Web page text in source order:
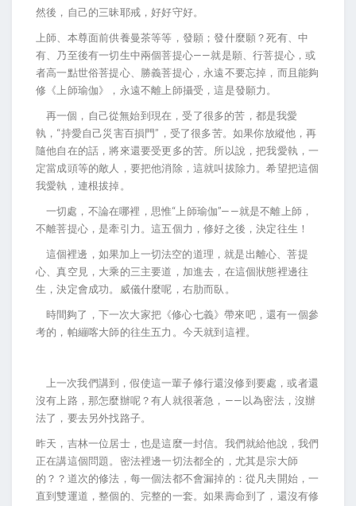
然後，自己的三昧耶戒，好好守好。
上師、本尊面前供養曼茶等等，發願；發什麼願？死有、中
有、乃至後有一切生中兩個菩提心——就是願、行菩提心，或
者高一點世俗菩提心、勝義菩提心，永遠不要忘掉，而且能夠
修《上師瑜伽》，永遠不離上師攝受，這是發願力。
再一個，自己從無始到現在，受了很多的苦，都是我愛
執，“持愛自己災害百損門”，受了很多苦。如果你放縱他，再
隨他自在的話，將來還要受更多的苦。所以說，把我愛執，一
定當成頭等的敵人，要把他消除，這就叫拔除力。希望把這個
我愛執，連根拔掉。
一切處，不論在哪裡，思惟“上師瑜伽”——就是不離上師，
不離菩提心，是牽引力。這五個力，修好之後，決定往生！
這個裡邊，如果加上一切法空的道理，就是出離心、菩提
心、真空見，大乘的三主要道，加進去，在這個狀態裡邊往
生，決定會成功。威儀什麼呢，右肋而臥。
時間夠了，下一次大家把《修心七義》帶來吧，還有一個參
考的，帕繃喀大師的往生五力。今天就到這裡。
上一次我們講到，假使這一輩子修行還沒修到要處，或者還
沒有上路，那怎麼辦呢？有人就很著急，——以為密法，沒辦
法了，要去另外找路子。
昨天，吉林一位居士，也是這麼一封信。我們就給他說，我們
正在講這個問題。密法裡邊一切法都全的，尤其是宗大師
的？？道次的修法，每一個法都不會漏掉的：從凡夫開始，一
直到雙運道，整個的、完整的一套。如果壽命到了，還沒有修